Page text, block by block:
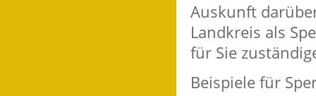
Auskunft
Landkreis als
für Sie
Beispiele für